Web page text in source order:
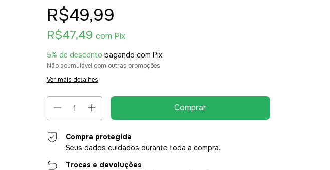
R$49,99
R$47,49 com Pix
5% de desconto pagando com Pix
Não acumulável com outras promoções
Ver mais detalhes
Compra protegida
Seus dados cuidados durante toda a compra.
Trocas e devoluções